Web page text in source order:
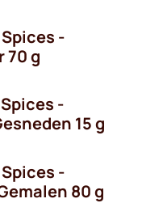
-
70 g
-
15 g
-
80 g